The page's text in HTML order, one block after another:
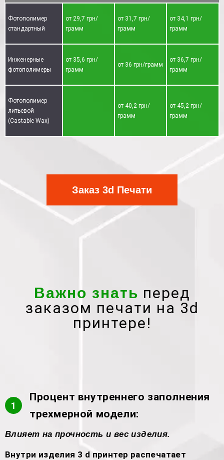
Фотополимер
стандартный
от 29,7 грн/
грамм
от 31,7 грн/
грамм
от 34,1 грн/
грамм
Инженерные
фотополимеры
от 35,6 грн/
грамм
от 36 грн/грамм
от 36,7 грн/
грамм
Фотополимер
литьевой
(Castable Wax)
-
от 40,2 грн/
грамм
от 45,2 грн/
грамм
Заказ 3d Печати
Важно знать перед
заказом печати на 3d
принтере!
1
Процент внутреннего заполнения
трехмерной модели:
Влияет на прочность и вес изделия.
Внутри изделия 3 d принтер распечатает